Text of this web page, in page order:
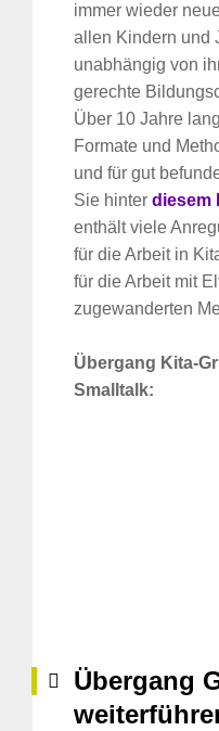
immer wieder
allen Kindern und
unabhängig von
gerechte
Über 10 Jahre
Formate und
und für gut
Sie hinter diesem
enthält viele
für die Arbeit in
für die Arbeit mit
zugewanderten
Übergang Kita-
Smalltalk:
Übergang